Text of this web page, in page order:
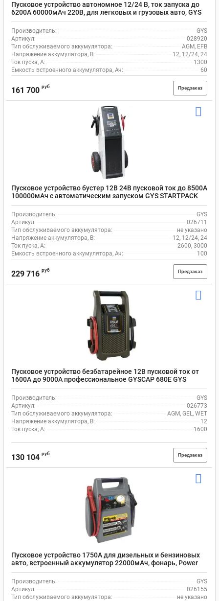
Пусковое устройство автономное 12/24 В, ток запуска до
6200А 60000мАч 220В, для легковых и грузовых авто, GYS
STARTPACK PRO 028920
Производитель:
GYS
Артикул:
028920
Тип обслуживаемого аккумулятора:
AGM, EFB
Напряжение аккумулятора, В:
12, 12/24, 24
Ток пуска, А:
1300
Емкость встроенного аккумулятора, Ач:
60
161 700 руб Предзаказ
Пусковое устройство бустер 12В 24В пусковой ток до 8500А
100000мАч с автоматическим запуском GYS STARTPACK
PRO12.24 XL 026711
Производитель:
GYS
Артикул:
026711
Тип обслуживаемого аккумулятора:
не указано
Напряжение аккумулятора, В:
12, 12/24, 24
Ток пуска, А:
2600, 3000
Емкость встроенного аккумулятора, Ач:
100
229 716 руб Предзаказ
Пусковое устройство безбатарейное 12В пусковой ток от
1600A до 9000A профессиональное GYSCAP 680E GYS
026773
Производитель:
GYS
Артикул:
026773
Тип обслуживаемого аккумулятора:
AGM, GEL, WET
Напряжение аккумулятора, В:
12
Ток пуска, А:
1600
130 104 руб Предзаказ
Пусковое устройство 1750А для дизельных и бензиновых
авто, встроенный аккумулятор 22000мАч, фонарь, Power
Bank GYS GYSPACK PRO 026155
Производитель:
GYS
Артикул:
026155
Тип обслуживаемого аккумулятора:
не указано